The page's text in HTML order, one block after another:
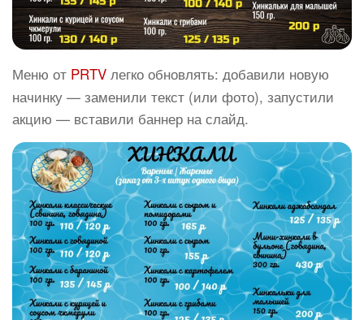
Меню от PRTV легко обновлять: добавили новую
начинку — заменили текст (или фото), запустили
акцию — вставили баннер на слайд.